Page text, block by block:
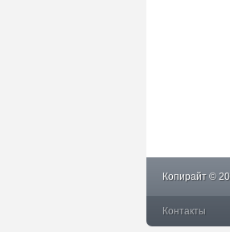
Копирайт ©
Контакты